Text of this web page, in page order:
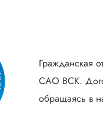
Гражданская
САО ВСК.
обращаясь в